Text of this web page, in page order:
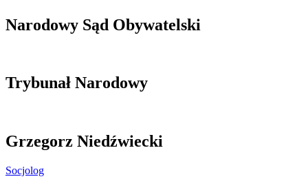
Narodowy Sąd Obywatelski
Trybunał Narodowy
Grzegorz Niedźwiecki
Socjolog